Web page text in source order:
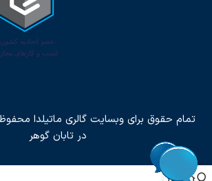
تمام حقوق برای وبسایت گالری ماتیلدا
در تابان گوهر